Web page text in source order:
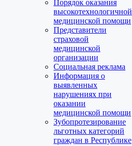
Порядок оказания
высокотехнологичной
медицинской помощи
Представители
страховой
медицинской
организации
Социальная реклама
Информация о
выявленных
нарушениях при
оказании
медицинской помощи
Зубопротезирование
льготных категорий
граждан в Республике